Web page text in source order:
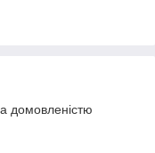
домовленістю